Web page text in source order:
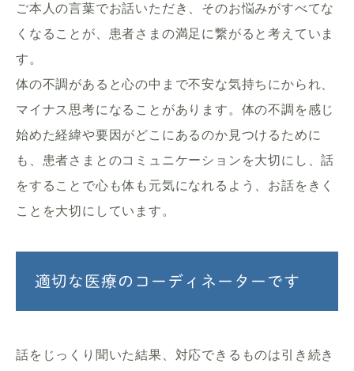
ご本人の言葉でお話いただき、そのお悩みがすべてな
くなることが、患者さまの満足に繋がると考えていま
す。
体の不調があると心の中まで不安な気持ちにかられ、
マイナス思考になることがあります。体の不調を感じ
始めた経緯や要因がどこにあるのか見つけるために
も、患者さまとのコミュニケーションを大切にし、話
をすることで心も体も元気になれるよう、お話をきく
ことを大切にしています。
適切な医療のコーディネーターです
話をじっくり聞いた結果、対応できるものは引き続き